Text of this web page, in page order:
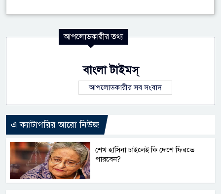
আপলোডকারীর তথ্য
বাংলা টাইমস্
আপলোডকারীর সব সংবাদ
এ ক্যাটাগরির আরো নিউজ
শেখ হাসিনা চাইলেই কি দেশে ফিরতে
পারবেন?